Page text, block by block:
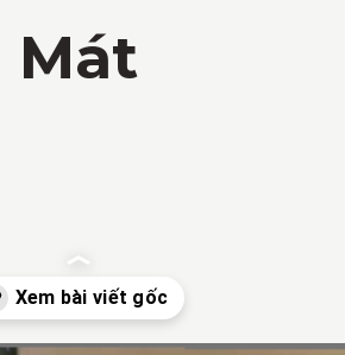
Mát